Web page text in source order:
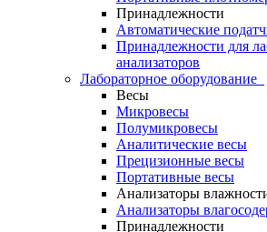
Принадлежности
Автоматические
Принадлежности для
анализаторов
Лабораторное оборудование
Весы
Микровесы
Полумикровесы
Аналитические весы
Прецизионные весы
Портативные весы
Анализаторы
Анализаторы
Принадлежности